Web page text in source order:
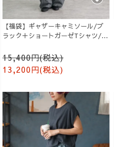
【福袋】ギャザーキャミソール/ブ
ラック＋ショートガーゼTシャツ/生
15,400円(税込)
13,200円(税込)